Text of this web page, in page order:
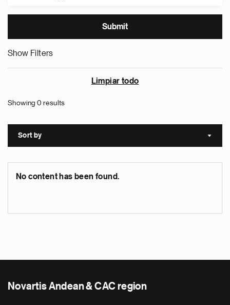
Show Filters
Limpiar todo
Showing 0 results
Sort by Sort
No content has been found.
Novartis Andean & CAC region